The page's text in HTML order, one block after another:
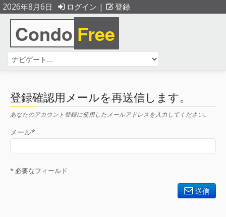
2026年8月6日 ログイン | 登録
Condo Free
登録確認用メールを再送信します。
あなたのアカウント登録に使用したメールアドレスを入力してください。
メール*
* 必要なフィールド
送信